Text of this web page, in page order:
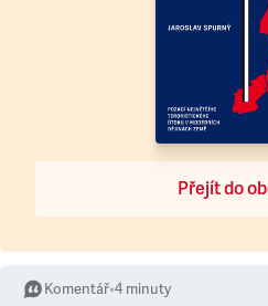
Přejít do
Komentář•4 minuty